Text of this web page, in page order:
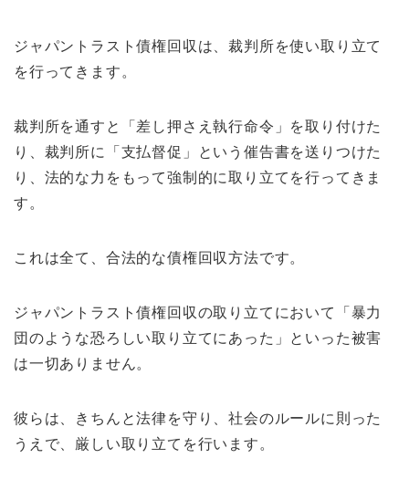
ジャパントラスト債権回収は、裁判所を使い取り立て
を行ってきます。
裁判所を通すと「差し押さえ執行命令」を取り付けた
り、裁判所に「支払督促」という催告書を送りつけた
り、法的な力をもって強制的に取り立てを行ってきま
す。
これは全て、合法的な債権回収方法です。
ジャパントラスト債権回収の取り立てにおいて「暴力
団のような恐ろしい取り立てにあった」といった被害
は一切ありません。
彼らは、きちんと法律を守り、社会のルールに則った
うえで、厳しい取り立てを行います。